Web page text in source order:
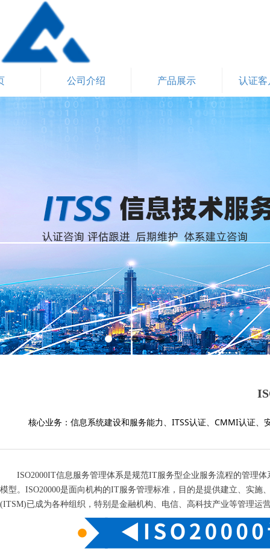
公司介绍 产品展示 认证客
ISO2000IT信息服务管理体系是规范IT服务型企业服务流程的管理体
模型。ISO20000是面向机构的IT服务管理标准，目的是提供建立、实
(ITSM)已成为各种组织，特别是金融机构、电信、高科技产业等管理运
核心业务：信息系统建设和服务能力、ITSS认证、CMMI认证、